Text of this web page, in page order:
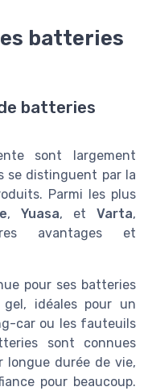
batteries
batteries
sont largement
se distinguent par la
Parmi les plus
, Yuasa, et Varta,
avantages et
pour ses batteries
gel, idéales pour un
car ou les fauteuils
sont connues
longue durée de vie,
pour beaucoup.